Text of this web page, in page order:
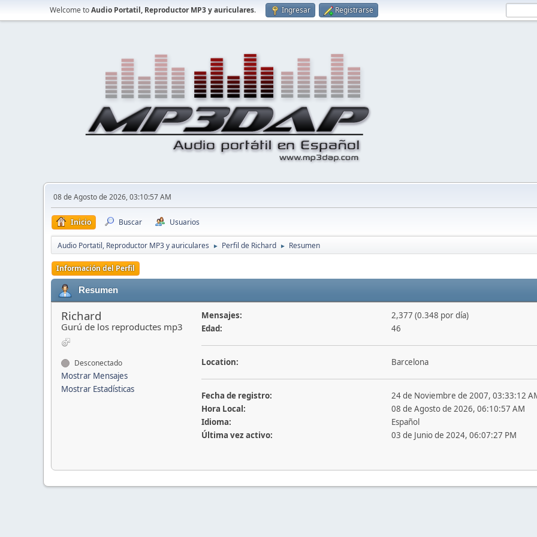
Welcome toAudio Portatil, Reproductor MP3 y auriculares. Ingresar Registrarse
08 de Agosto de 2026, 03:10:57 AM
Inicio Buscar Usuarios
Audio Portatil, Reproductor MP3 y auriculares ► Perfil de Richard ► Resumen
Información del Perfil
Resumen
Richard
Gurú de los reproductes mp3
Desconectado
Mostrar Mensajes
Mostrar Estadísticas
Mensajes:
2,377 (0.348 por día)
Edad:
46
Location: Barcelona
Fecha de registro:
24 de Noviembre de 2007, 03:33:12
Hora Local:
08 de Agosto de 2026, 06:10:57 AM
Idioma:
Español
Última vez activo:
03 de Junio de 2024, 06:07:27 PM